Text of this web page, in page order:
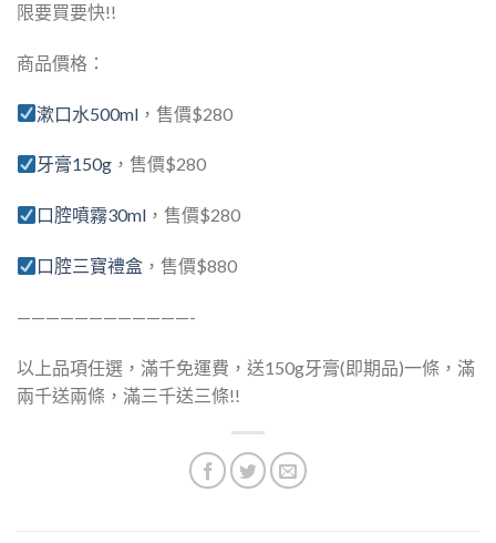
限要買要快!!
商品價格：
漱口水500ml ，售價$280
牙膏150g ，售價$280
口腔噴霧30ml ，售價$280
口腔三寶禮盒 ，售價$880
————————————-
以上品項任選，滿千免運費，送150g牙膏(即期品)一條，滿
兩千送兩條，滿三千送三條!!